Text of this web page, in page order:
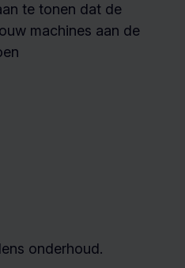
te tonen dat de
machines aan de
onderhoud.